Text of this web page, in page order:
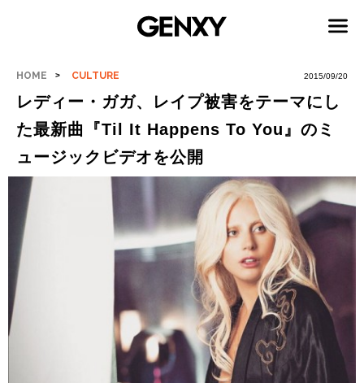
HOME CULTURE 2015/09/20
レディー・ガガ、レイプ被害をテーマにし
た最新曲『Til It Happens To You』のミ
ュージックビデオを公開